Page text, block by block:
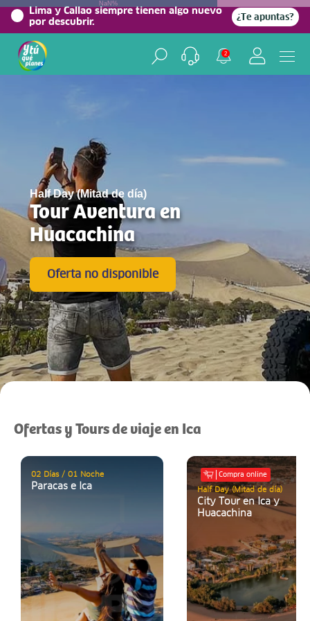
Lima y Callao siempre tienen algo nuevo
por descubrir.
¿Te apuntas?
2
NaN%
Half Day (Mitad de día)
Tour Aventura en
Huacachina
Oferta no disponible
Ofertas y Tours de viaje en Ica
02 Días / 01 Noche
Paracas e Ica
Compra online
Half Day (Mitad de día)
City Tour en Ica y
Huacachina